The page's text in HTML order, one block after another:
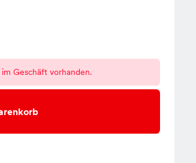
Geschäft vorhanden.